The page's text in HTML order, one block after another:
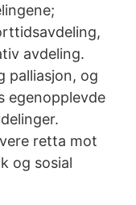
avdeling.
palliasjon, og
egenopplevde
retta mot
og sosial